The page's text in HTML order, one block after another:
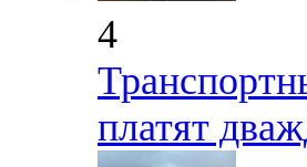
4
платят